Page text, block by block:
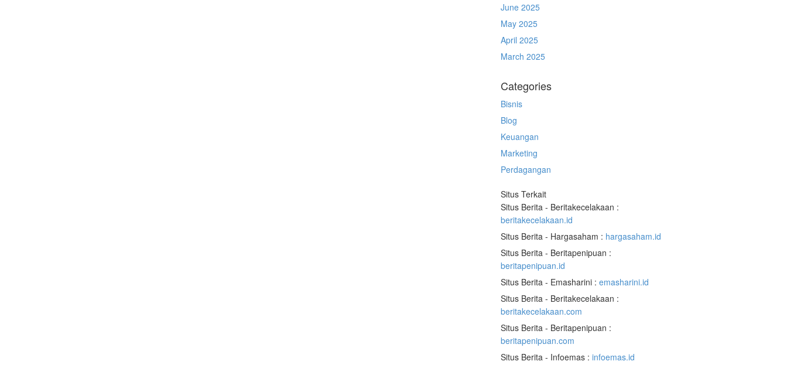
June 2025
May 2025
April 2025
March 2025
Categories
Bisnis
Blog
Keuangan
Marketing
Perdagangan
Situs Terkait
Situs Berita - Beritakecelakaan :
beritakecelakaan.id
Situs Berita - Hargasaham : hargasaham.id
Situs Berita - Beritapenipuan :
beritapenipuan.id
Situs Berita - Emasharini :emasharini.id
Situs Berita - Beritakecelakaan :
beritakecelakaan.com
Situs Berita - Beritapenipuan :
beritapenipuan.com
Situs Berita - Infoemas :infoemas.id